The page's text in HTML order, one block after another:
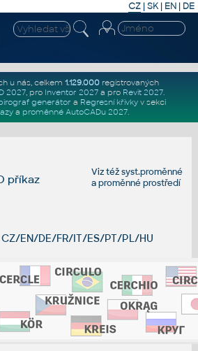
CZ | SK| EN | DE
u nás, celkem 1.129.000registrovaných
2027, pro Inventor 2027a pro Revit 2027.
generátor a Regresní křivkyv sekci
a proměnné AutoCADu 2027.
Viz téžsyst.proměnné
aproměnné prostředí
příkaz
CZ/EN/DE/FR/IT/ES/PT/PL/HU